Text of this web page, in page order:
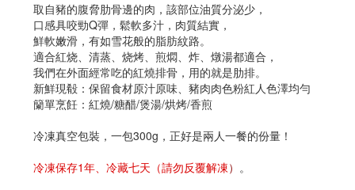
取自豬的腹脅肋骨邊的肉，該部位油質分泌少，
口感具咬勁Q彈，鬆軟多汁，肉質結實，
鮮軟嫩滑，有如雪花般的脂肪紋路。
適合紅烧、清蒸、烧烤、煎燜、炸、燉湯都適合，
我們在外面經常吃的紅燒排骨，用的就是肋排。
新鮮現殽：保留食材原汁原味、豬肉肉色粉紅人色澤均勻
籣單烹飪：紅燒/糖醋/煲湯/烘烤/香煎
冷凍真空包裝，一包300g，正好是兩人一餐的份量！
冷凍保存1年、冷藏七天（請勿反覆解凍） 。